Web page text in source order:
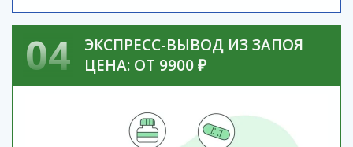
04
ЭКСПРЕСС-ВЫВОД ИЗ ЗАПОЯ
ЦЕНА: ОТ 9900 ₽